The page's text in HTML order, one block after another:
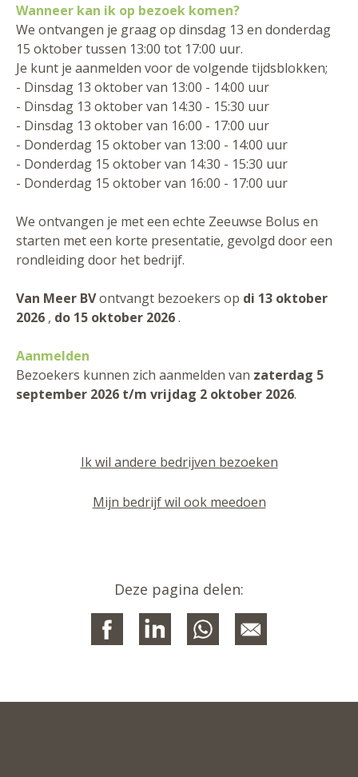
Wanneer kan ik op bezoek komen?
We ontvangen je graag op dinsdag 13 en donderdag
15 oktober tussen 13:00 tot 17:00 uur.
Je kunt je aanmelden voor de volgende tijdsblokken;
- Dinsdag 13 oktober van 13:00 - 14:00 uur
- Dinsdag 13 oktober van 14:30 - 15:30 uur
- Dinsdag 13 oktober van 16:00 - 17:00 uur
- Donderdag 15 oktober van 13:00 - 14:00 uur
- Donderdag 15 oktober van 14:30 - 15:30 uur
- Donderdag 15 oktober van 16:00 - 17:00 uur
We ontvangen je met een echte Zeeuwse Bolus en
starten met een korte presentatie, gevolgd door een
rondleiding door het bedrijf.
Van Meer BVontvangt bezoekers op di 13 oktober
2026 , do 15 oktober 2026.
Aanmelden
Bezoekers kunnen zich aanmelden van zaterdag 5
september 2026 t/m vrijdag 2 oktober 2026.
Ik wil andere bedrijven bezoeken
Mijn bedrijf wil ook meedoen
Deze pagina delen: